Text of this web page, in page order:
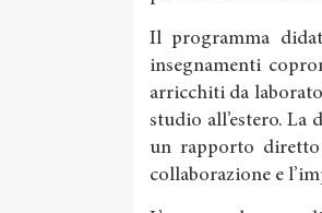
Il programma
insegnamenti
arricchiti da
studio all’estero. La
un rapporto
collaborazione e